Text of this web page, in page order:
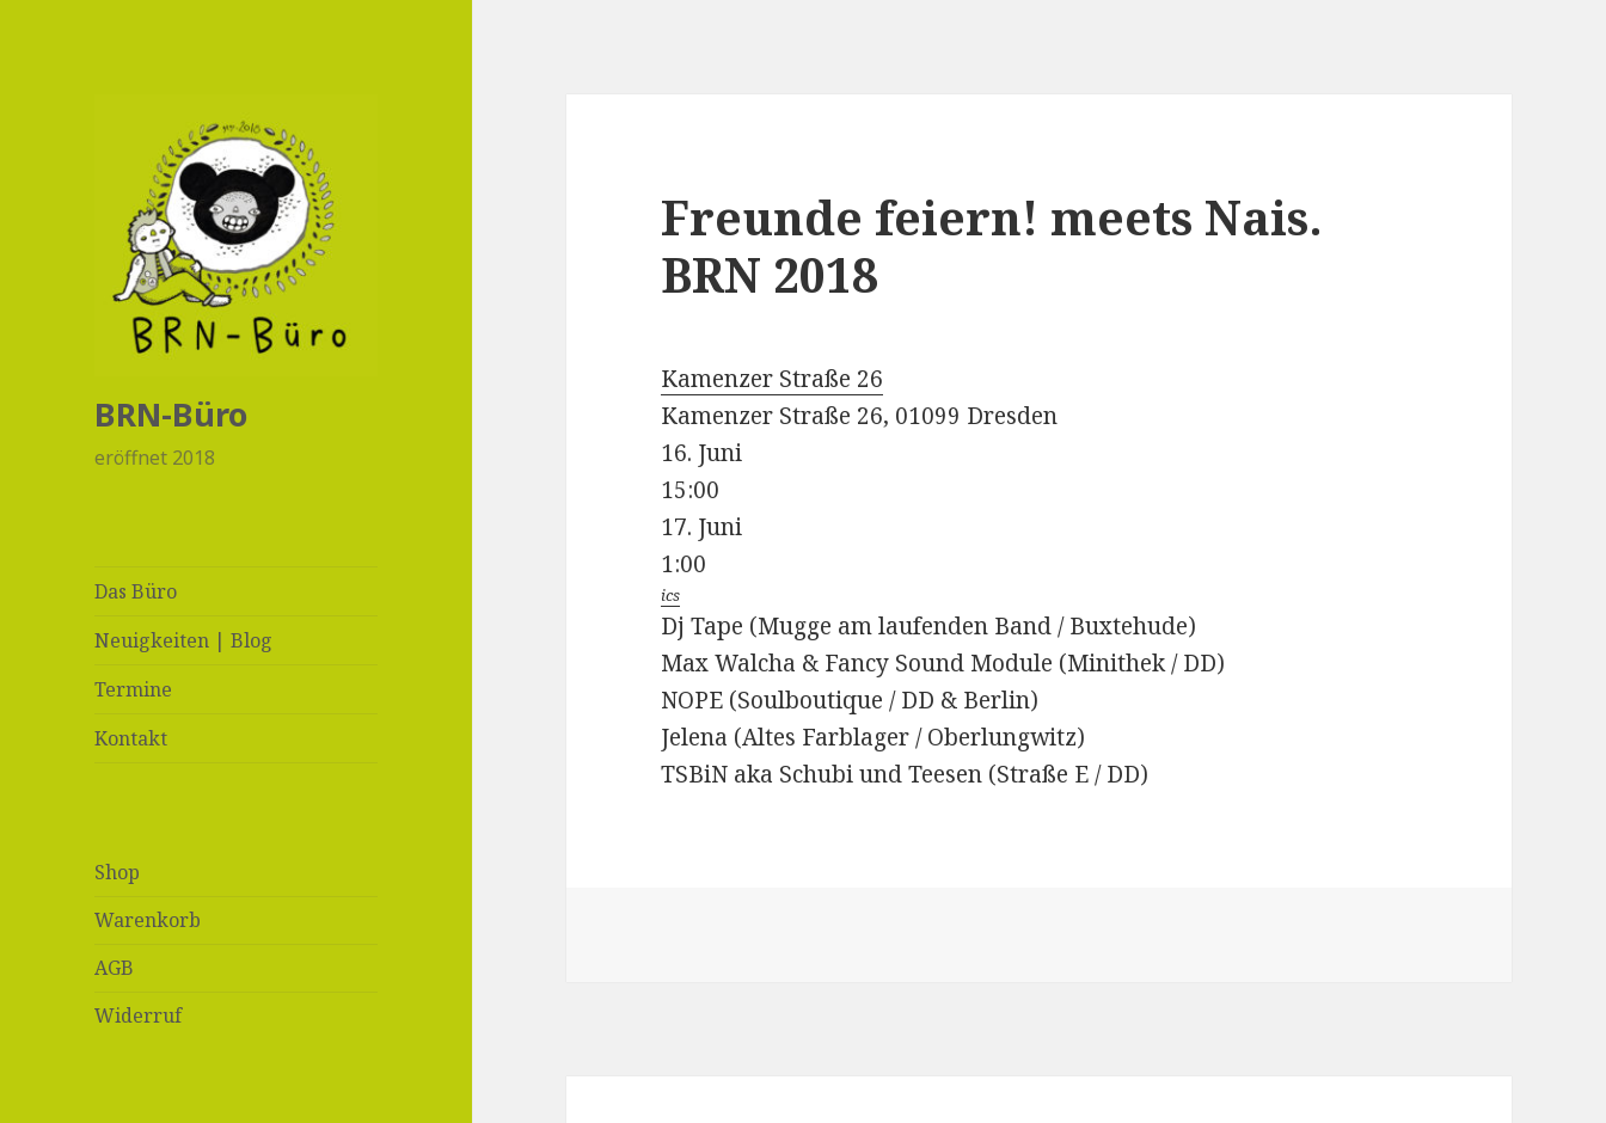
BRN-Büro
eröffnet 2018
Das Büro
Neuigkeiten | Blog
Termine
Kontakt
Shop
Warenkorb
AGB
Widerruf
Freunde feiern! meets Nais.
BRN 2018
Kamenzer Straße 26
Kamenzer Straße 26, 01099 Dresden
16. Juni
15:00
17. Juni
1:00
ics
Dj Tape (Mugge am laufenden Band / Buxtehude)
Max Walcha & Fancy Sound Module (Minithek / DD)
NOPE (Soulboutique / DD & Berlin)
Jelena (Altes Farblager / Oberlungwitz)
TSBiN aka Schubi und Teesen (Straße E / DD)